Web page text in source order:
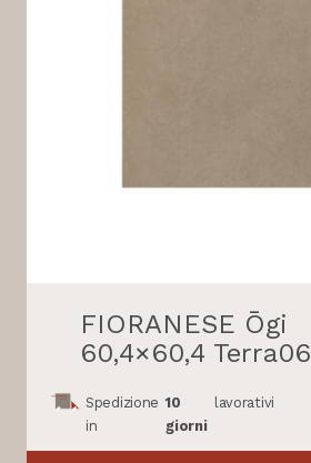
FIORANESE Ōgi
60,4×60,4 Terra06
Spedizione
in
10
giorni
lavorativi